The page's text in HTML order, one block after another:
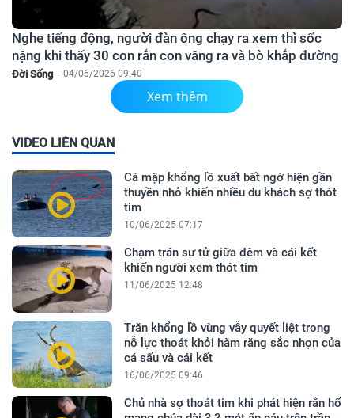
Nghe tiếng động, người đàn ông chạy ra xem thì sốc
nặng khi thấy 30 con rắn con văng ra và bò khắp đường
Đời Sống - 04/06/2026 09:40
Xem thêm
VIDEO LIÊN QUAN
Cá mập khổng lồ xuất bất ngờ hiện gần
thuyền nhỏ khiến nhiều du khách sợ thót
tim
10/06/2025 07:17
Chạm trán sư tử giữa đêm và cái kết
khiến người xem thót tim
11/06/2025 12:48
Trăn khổng lồ vùng vẫy quyết liệt trong
nỗ lực thoát khỏi hàm răng sắc nhọn của
cá sấu và cái kết
16/06/2025 09:46
Chủ nhà sợ thoát tim khi phát hiện rắn hổ